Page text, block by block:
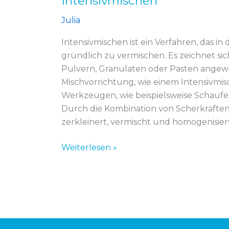
Julia
Intensivmischen ist ein Verfahren, das
gründlich zu vermischen. Es zeichnet
Pulvern, Granulaten oder Pasten
Mischvorrichtung, wie einem
Werkzeugen, wie beispielsweise
Durch die Kombination von
zerkleinert, vermischt und
Weiterlesen »